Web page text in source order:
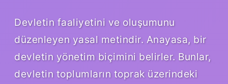
Devletin faaliyetini ve oluşumunu
düzenleyen yasal metindir. Anayasa, bir
devletin yönetim biçimini belirler. Bunlar,
devletin toplumların toprak üzerindeki